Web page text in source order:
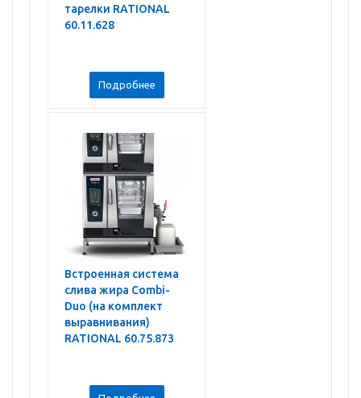
тарелки RATIONAL
60.11.628
Подробнее
Встроенная система
слива жира Combi-
Duo (на комплект
выравнивания)
RATIONAL 60.75.873